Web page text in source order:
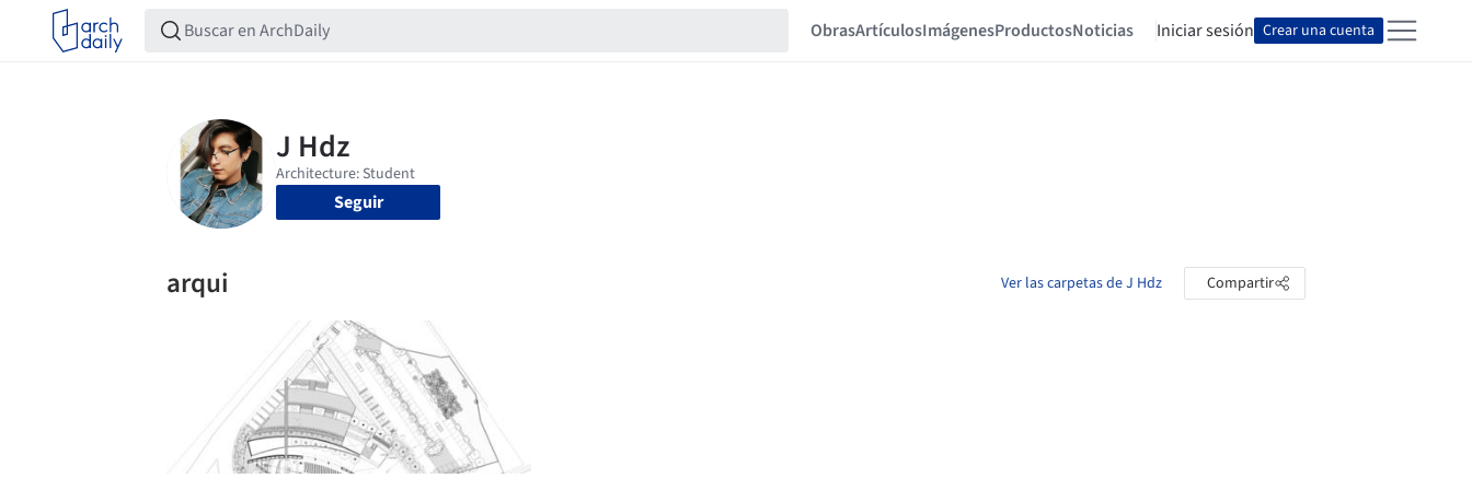
ObrasArtículosImágenesProductosNoticias Iniciar sesión Crear una cuenta
Seguir
arqui Ver las carpetas de J Hdz Compartir